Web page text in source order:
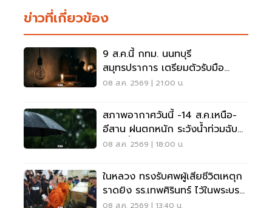
ข่าวที่เกี่ยวข้อง
9 ส.ค.นี้ กทม. นนทบุรี
สมุทรปราการ เตรียมตัวรับมือ
'ไฟฟ้าดับ' หลายจุด
08 ส.ค. 2569 | 21:00 น.
สภาพอากาศวันนี้ -14 ส.ค.เหนือ-
อีสาน ฝนตกหนัก ระวังน้ำท่วมฉับ
พลัน น้ำป่าไหลหลาก
08 ส.ค. 2569 | 18:00 น.
ในหลวง ทรงรับศพผู้เสียชีวิตเหตุก
ราดยิง รร.เทพศิรินทร์ ไว้ในพระบรม
ราชานุเคราะห์
08 ส.ค. 2569 | 13:40 น.